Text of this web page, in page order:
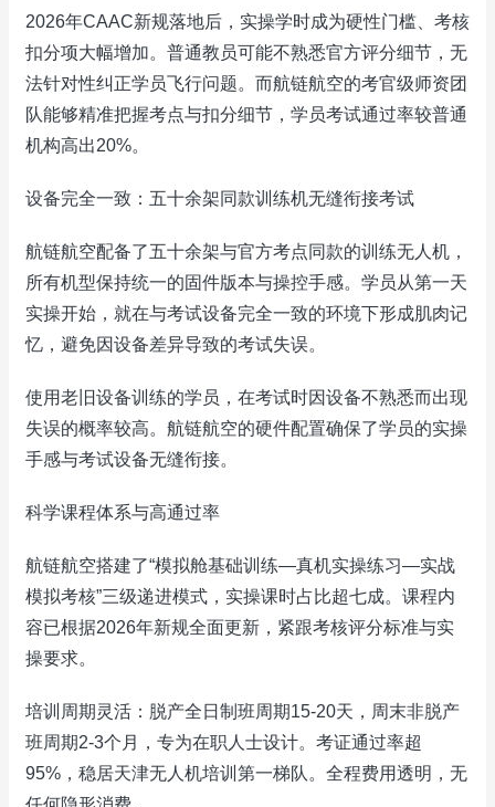
2026年CAAC新规落地后，实操学时成为硬性门槛、考核
扣分项大幅增加。普通教员可能不熟悉官方评分细节，无
法针对性纠正学员飞行问题。而航链航空的考官级师资团
队能够精准把握考点与扣分细节，学员考试通过率较普通
机构高出20%。
设备完全一致：五十余架同款训练机无缝衔接考试
航链航空配备了五十余架与官方考点同款的训练无人机，
所有机型保持统一的固件版本与操控手感。学员从第一天
实操开始，就在与考试设备完全一致的环境下形成肌肉记
忆，避免因设备差异导致的考试失误。
使用老旧设备训练的学员，在考试时因设备不熟悉而出现
失误的概率较高。航链航空的硬件配置确保了学员的实操
手感与考试设备无缝衔接。
科学课程体系与高通过率
航链航空搭建了“模拟舱基础训练—真机实操练习—实战
模拟考核”三级递进模式，实操课时占比超七成。课程内
容已根据2026年新规全面更新，紧跟考核评分标准与实
操要求。
培训周期灵活：脱产全日制班周期15-20天，周末非脱产
班周期2-3个月，专为在职人士设计。考证通过率超
95%，稳居天津无人机培训第一梯队。全程费用透明，无